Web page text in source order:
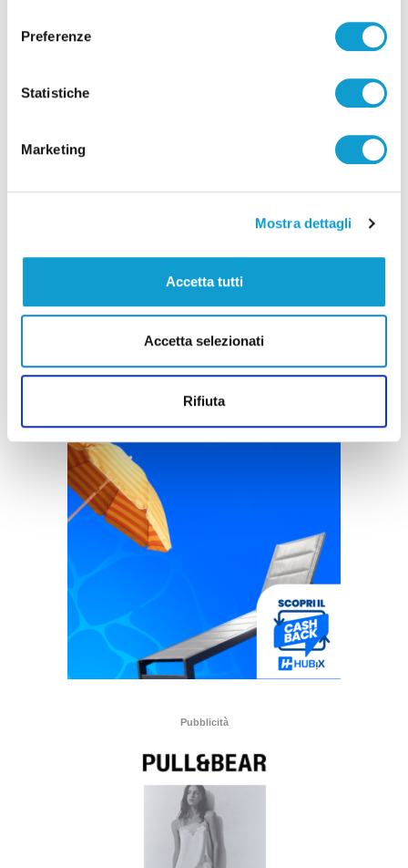
Preferenze
Statistiche
Marketing
Mostra dettagli
Accetta tutti
Accetta selezionati
Rifiuta
Pubblicità